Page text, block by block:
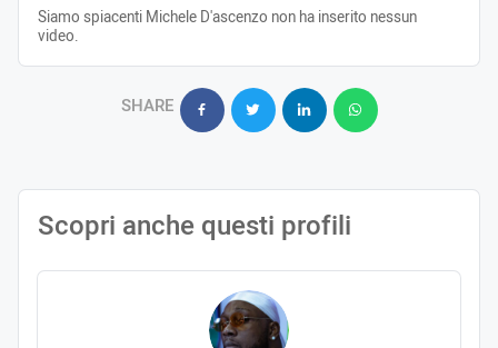
Siamo spiacenti Michele D'ascenzo non ha inserito nessun
video.
SHARE
Scopri anche questi profili